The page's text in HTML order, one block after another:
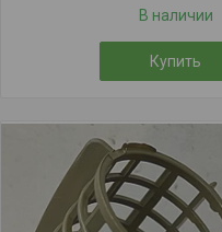
В наличии
Купить